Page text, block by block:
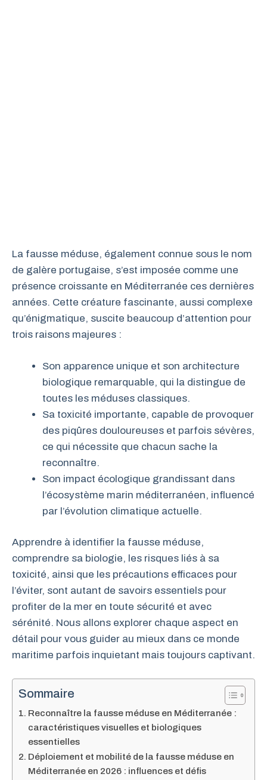
La fausse méduse, également connue sous le nom
de galère portugaise, s’est imposée comme une
présence croissante en Méditerranée ces dernières
années. Cette créature fascinante, aussi complexe
qu’énigmatique, suscite beaucoup d’attention pour
trois raisons majeures :
Son apparence unique et son architecture
biologique remarquable, qui la distingue de
toutes les méduses classiques.
Sa toxicité importante, capable de provoquer
des piqûres douloureuses et parfois sévères,
ce qui nécessite que chacun sache la
reconnaître.
Son impact écologique grandissant dans
l’écosystème marin méditerranéen, influencé
par l’évolution climatique actuelle.
Apprendre à identifier la fausse méduse,
comprendre sa biologie, les risques liés à sa
toxicité, ainsi que les précautions efficaces pour
l’éviter, sont autant de savoirs essentiels pour
profiter de la mer en toute sécurité et avec
sérénité. Nous allons explorer chaque aspect en
détail pour vous guider au mieux dans ce monde
maritime parfois inquietant mais toujours captivant.
Sommaire
Reconnaître la fausse méduse en Méditerranée :
caractéristiques visuelles et biologiques
essentielles
Déploiement et mobilité de la fausse méduse en
Méditerranée en 2026 : influences et défis